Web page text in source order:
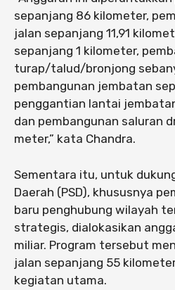
sepanjang 86 kilometer,
jalan sepanjang 11,91
sepanjang 1 kilometer,
turap/talud/bronjong
pembangunan jembatan
penggantian lantai
dan pembangunan saluran
meter,” kata Chandra.
Sementara itu, untuk
Daerah (PSD), khususnya
baru penghubung wilayah
strategis, dialokasikan
miliar. Program tersebut
jalan sepanjang 55
kegiatan utama.